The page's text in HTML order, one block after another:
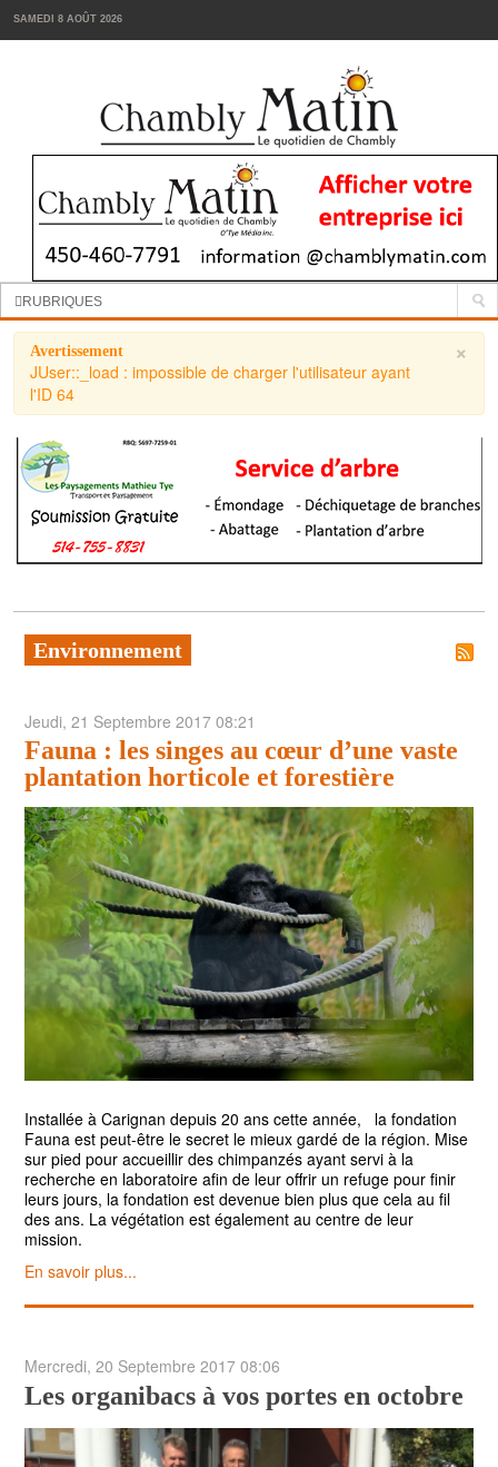
SAMEDI 8 AOÛT 2026
RUBRIQUES
INFORMATION
SPORTS
VIN
TENDANCES
FOODIES
POLITIQUE
ENVIRONNEMENT
ÉCONOMIE
×
Avertissement
JUser::_load : impossible de charger l'utilisateur ayant
l'ID 64
Environnement
Jeudi, 21 Septembre 2017 08:21
Fauna : les singes au cœur d’une vaste
plantation horticole et forestière
Installée à Carignan depuis 20 ans cette année, la fondation
Fauna est peut-être le secret le mieux gardé de la région. Mise
sur pied pour accueillir des chimpanzés ayant servi à la
recherche en laboratoire afin de leur offrir un refuge pour finir
leurs jours, la fondation est devenue bien plus que cela au fil
des ans. La végétation est également au centre de leur
mission.
En savoir plus...
Mercredi, 20 Septembre 2017 08:06
Les organibacs à vos portes en octobre